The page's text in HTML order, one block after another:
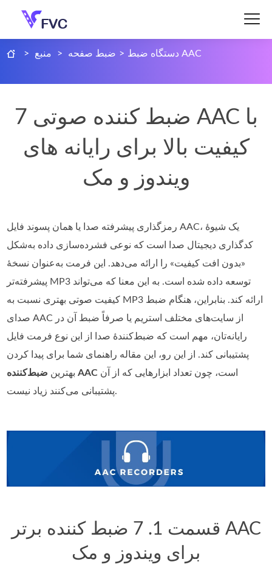
> منبع > ضبط صفحه > دستگاه ضبط AAC
7 ضبط کننده صوتی AAC با
کیفیت بالا برای رایانه های
ویندوز و مک
رمزگذاری پیشرفته صدا یا همان پسوند فایل AAC، یک شیوهٔ
کدگذاری دیجیتال صدا است که نوعی فشرده‌سازی داده‌ به‌شکل
«بدون افت کیفیت» را ارائه می‌دهد. این فرمت به‌عنوان نسخهٔ
پیشرفته‌تر MP3 توسعه داده شده است. به این معنا که می‌تواند
کیفیت صوتی بهتری نسبت به MP3 ارائه کند. بنابراین، هنگام ضبط
صدای AAC از سایت‌های مختلف استریم یا صرفاً ضبط آن در
رایانه‌تان، مهم است که ضبط‌کنندهٔ صدا از این نوع فرمت فایل
پشتیبانی کند. از این رو، این مقاله راهنمای شما برای پیدا کردن
بهترین ضبط‌کننده AAC
پشتیبانی می‌کنند زیاد نیست.
قسمت 1. 7 ضبط کننده برتر AAC
برای ویندوز و مک